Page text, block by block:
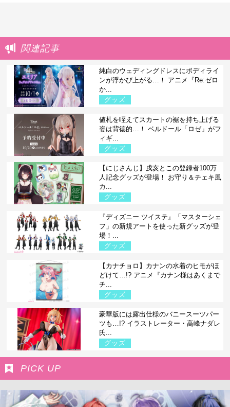
関連記事
純白のウェディングドレスにボディライ
ンが浮かび上がる…！ アニメ『Re:ゼロ
か...
グッズ
値札を咥えてスカートの裾を持ち上げる
姿は背徳的…！ ベルドール「ロゼ」がフ
ィギ...
グッズ
【にじさんじ】戌亥とこの登録者100万
人記念グッズが登場！ お守り＆チェキ風
カ...
グッズ
『ディズニー ツイステ』「マスターシェ
フ」の新規アートを使った新グッズが登
場！...
グッズ
【カナチョロ】カナンの水着のヒモがほ
どけて…!? アニメ『カナン様はあくまで
チ...
グッズ
豪華版には露出仕様のバニースーツパー
ツも…!? イラストレーター・高峰ナダレ
氏...
グッズ
PICK UP